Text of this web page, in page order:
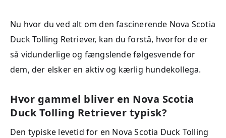
Nu hvor du ved alt om den fascinerende Nova Scotia
Duck Tolling Retriever, kan du forstå, hvorfor de er
så vidunderlige og fængslende følgesvende for
dem, der elsker en aktiv og kærlig hundekollega.
Hvor gammel bliver en Nova Scotia
Duck Tolling Retriever typisk?
Den typiske levetid for en Nova Scotia Duck Tolling